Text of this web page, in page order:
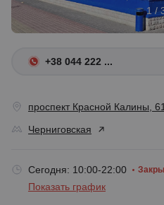
1 /
+38 044 222 ...
проспект Красной Калины,
Черниговская
Сегодня: 10:00-22:00
Показать график